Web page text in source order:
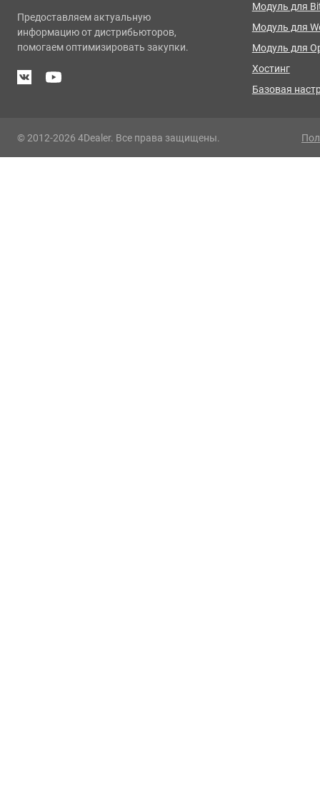
Предоставляем актуальную
информацию от дистрибьюторов,
помогаем оптимизировать закупки.
Модуль для
Модуль для
Модуль для
Хостинг
Базовая
© 2012-2026 4Dealer. Все права защищены.